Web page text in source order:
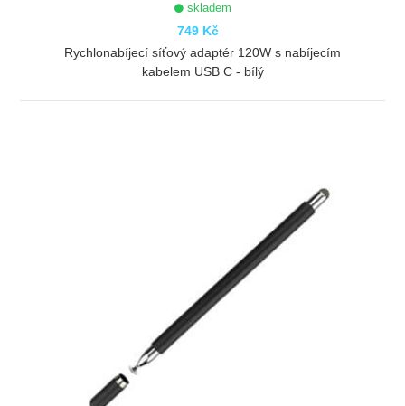
skladem
749 Kč
Rychlonabíjecí síťový adaptér 120W s nabíjecím
kabelem USB C - bílý